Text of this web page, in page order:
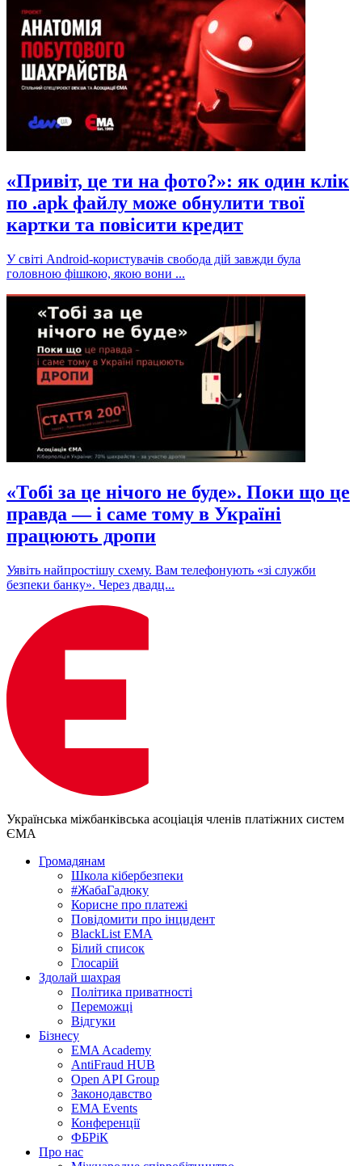
«Привіт, це ти на фото?»: як один клік
по .apk файлу може обнулити твої
картки та повісити кредит
У світі Android-користувачів свобода дій завжди була
головною фішкою, якою вони ...
«Тобі за це нічого не буде». Поки що це
правда — і саме тому в Україні
працюють дропи
Уявіть найпростішу схему. Вам телефонують «зі служби
безпеки банку». Через двадц...
Українська міжбанківська асоціація членів платіжних систем
ЄМА
Громадянам
Школа кібербезпеки
#ЖабаГадюку
Корисне про платежі
Повідомити про інцидент
BlackList EMA
Білий список
Глосарій
Здолай шахрая
Політика приватності
Переможцi
Відгуки
Бізнесу
EMA Academy
AntiFraud HUB
Open API Group
Законодавство
EMA Events
Конференції
ФБРіК
Про нас